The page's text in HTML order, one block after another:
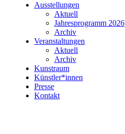
Ausstellungen
Aktuell
Jahresprogramm 2026
Archiv
Veranstaltungen
Aktuell
Archiv
Kunstraum
Künstler*innen
Presse
Kontakt